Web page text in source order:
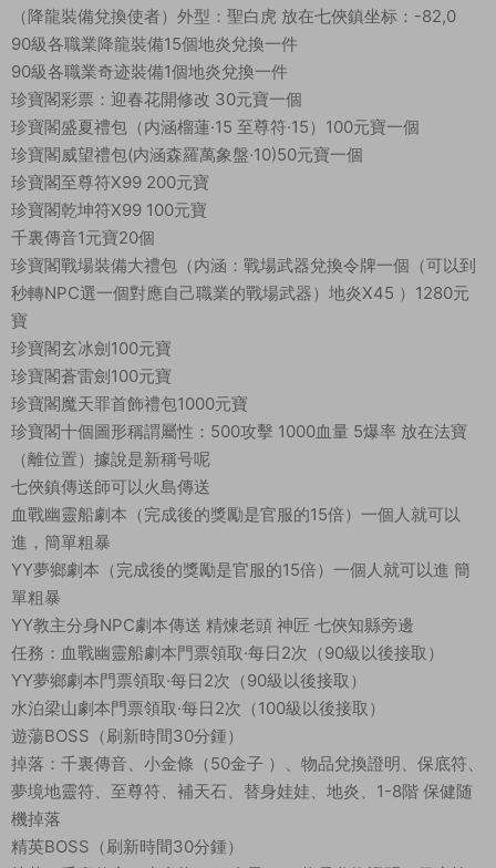
（降龍裝備兌換使者）外型：聖白虎 放在七俠鎮坐标：-82,0
90級各職業降龍裝備15個地炎兌換一件
90級各職業奇迹裝備1個地炎兌換一件
珍寶閣彩票：迎春花開修改 30元寶一個
珍寶閣盛夏禮包（内涵榴蓮·15 至尊符·15）100元寶一個
珍寶閣威望禮包(内涵森羅萬象盤·10)50元寶一個
珍寶閣至尊符X99 200元寶
珍寶閣乾坤符X99 100元寶
千裏傳音1元寶20個
珍寶閣戰場裝備大禮包（内涵：戰場武器兌換令牌一個（可以到
秒轉NPC選一個對應自己職業的戰場武器）地炎X45 ）1280元
寶
珍寶閣玄冰劍100元寶
珍寶閣蒼雷劍100元寶
珍寶閣魔天罪首飾禮包1000元寶
珍寶閣十個圖形稱謂屬性：500攻擊 1000血量 5爆率 放在法寶
（離位置）據說是新稱号呢
七俠鎮傳送師可以火島傳送
血戰幽靈船劇本（完成後的獎勵是官服的15倍）一個人就可以
進，簡單粗暴
YY夢鄉劇本（完成後的獎勵是官服的15倍）一個人就可以進 簡
單粗暴
YY教主分身NPC劇本傳送 精煉老頭 神匠 七俠知縣旁邊
任務：血戰幽靈船劇本門票領取·每日2次（90級以後接取）
YY夢鄉劇本門票領取·每日2次（90級以後接取）
水泊梁山劇本門票領取·每日2次（100級以後接取）
遊蕩BOSS（刷新時間30分鍾）
掉落：千裏傳音、小金條（50金子 ）、物品兌換證明、保底符、
夢境地靈符、至尊符、補天石、替身娃娃、地炎、1-8階 保健随
機掉落
精英BOSS（刷新時間30分鍾）